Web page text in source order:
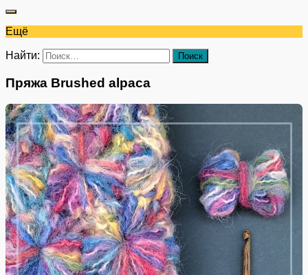
Ещё
Найти:
Пряжа Brushed alpaca